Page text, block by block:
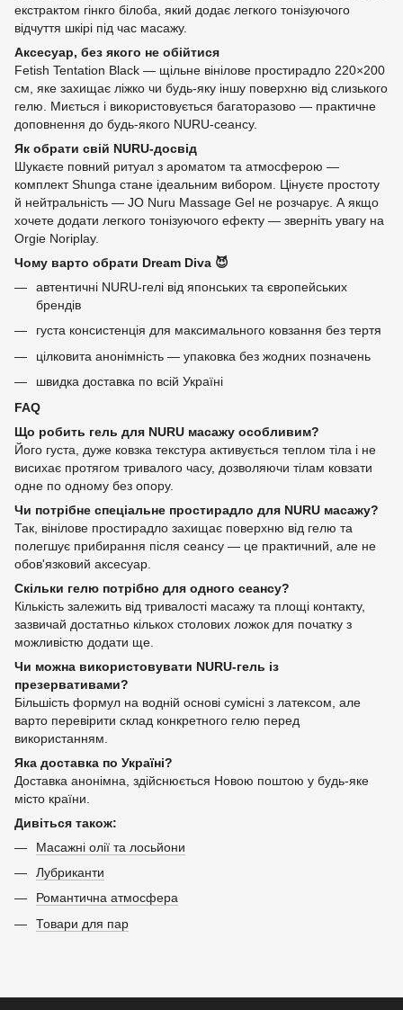
екстрактом гінкго білоба, який додає легкого тонізуючого
відчуття шкірі під час масажу.
Аксесуар, без якого не обійтися
Fetish Tentation Black — щільне вінілове простирадло 220×200
см, яке захищає ліжко чи будь-яку іншу поверхню від слизького
гелю. Миється і використовується багаторазово — практичне
доповнення до будь-якого NURU-сеансу.
Як обрати свій NURU-досвід
Шукаєте повний ритуал з ароматом та атмосферою —
комплект Shunga стане ідеальним вибором. Цінуєте простоту
й нейтральність — JO Nuru Massage Gel не розчарує. А якщо
хочете додати легкого тонізуючого ефекту — зверніть увагу на
Orgie Noriplay.
Чому варто обрати Dream Diva 😈
автентичні NURU-гелі від японських та європейських
брендів
густа консистенція для максимального ковзання без тертя
цілковита анонімність — упаковка без жодних позначень
швидка доставка по всій Україні
FAQ
Що робить гель для NURU масажу особливим?
Його густа, дуже ковзка текстура активується теплом тіла і не
висихає протягом тривалого часу, дозволяючи тілам ковзати
одне по одному без опору.
Чи потрібне спеціальне простирадло для NURU масажу?
Так, вінілове простирадло захищає поверхню від гелю та
полегшує прибирання після сеансу — це практичний, але не
обов'язковий аксесуар.
Скільки гелю потрібно для одного сеансу?
Кількість залежить від тривалості масажу та площі контакту,
зазвичай достатньо кількох столових ложок для початку з
можливістю додати ще.
Чи можна використовувати NURU-гель із
презервативами?
Більшість формул на водній основі сумісні з латексом, але
варто перевірити склад конкретного гелю перед
використанням.
Яка доставка по Україні?
Доставка анонімна, здійснюється Новою поштою у будь-яке
місто країни.
Дивіться також:
Масажні олії та лосьйони
Лубриканти
Романтична атмосфера
Товари для пар